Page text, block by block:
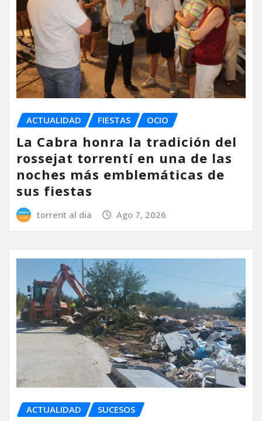
ACTUALIDAD FIESTAS OCIO
La Cabra honra la tradición del
rossejat torrentí en una de las
noches más emblemáticas de
sus fiestas
torrent al dia Ago 7, 2026
ACTUALIDAD SUCESOS